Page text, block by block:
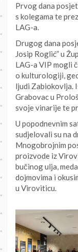
Prvog dana
s kolegama te
LAG-a.
Drugog dana
Josip Roglić” u
LAG-a VIP mogli
o kulturologiji,
ljudi Zabiokovlja.
Grabovac u
svoje vinarije te
U popodnevnim
sudjelovali su na
Mnogobrojnim
proizvode iz
bučinog ulja,
dojmovima i
u Viroviticu.